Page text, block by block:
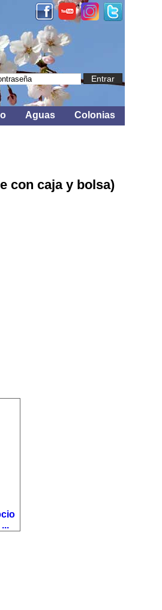
Entrar
Aguas Colonias
con caja y bolsa)